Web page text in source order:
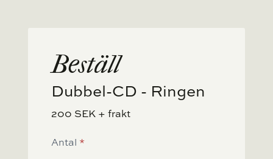
Beställ
Dubbel-CD - Ringen
200 SEK + frakt
Ringen
Antal *